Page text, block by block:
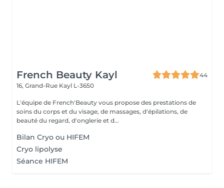
French Beauty Kayl
44
16, Grand-Rue Kayl L-3650
L'équipe de French'Beauty vous propose des prestations de
soins du corps et du visage, de massages, d'épilations, de
beauté du regard, d'onglerie et d...
Bilan Cryo ou HIFEM
Cryo lipolyse
Séance HIFEM